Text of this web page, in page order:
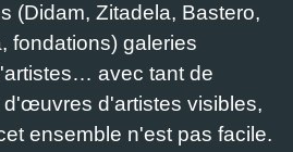
(Didam, Zitadela, Bastero,
fondations) galeries
avec tant de
d'œuvres d'artistes visibles,
ensemble n'est pas facile.